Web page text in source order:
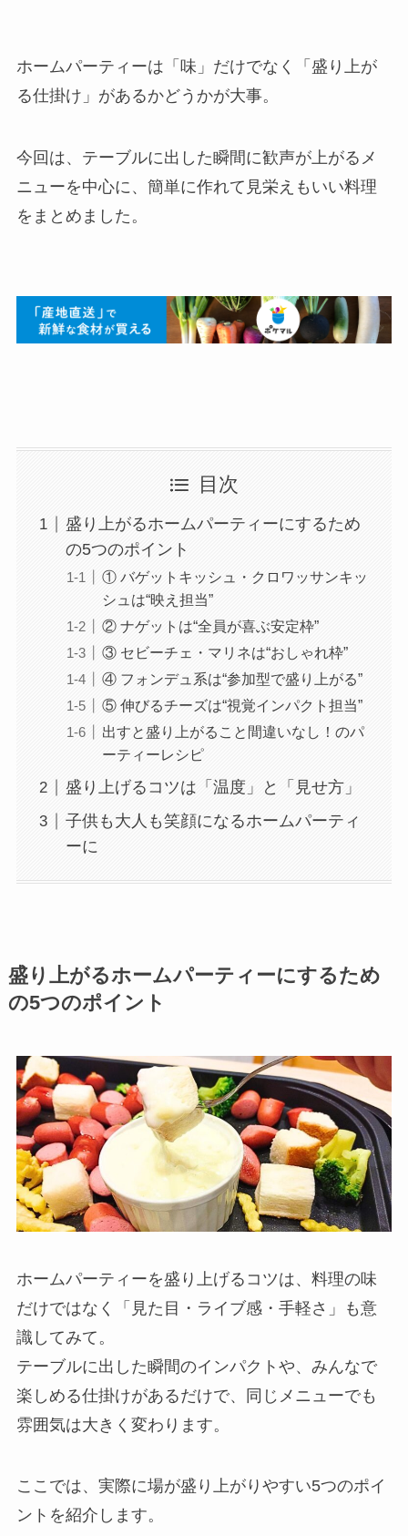
ホームパーティーは「味」だけでなく「盛り上が
る仕掛け」があるかどうかが大事。
今回は、テーブルに出した瞬間に歓声が上がるメ
ニューを中心に、簡単に作れて見栄えもいい料理
をまとめました。
目次
盛り上がるホームパーティーにするため
の5つのポイント
① バゲットキッシュ・クロワッサンキッ
シュは“映え担当”
② ナゲットは“全員が喜ぶ安定枠”
③ セビーチェ・マリネは“おしゃれ枠”
④ フォンデュ系は“参加型で盛り上がる”
⑤ 伸びるチーズは“視覚インパクト担当”
出すと盛り上がること間違いなし！のパ
ーティーレシピ
盛り上げるコツは「温度」と「見せ方」
子供も大人も笑顔になるホームパーティ
ーに
盛り上がるホームパーティーにするため
の5つのポイント
ホームパーティーを盛り上げるコツは、料理の味
だけではなく「見た目・ライブ感・手軽さ」も意
識してみて。
テーブルに出した瞬間のインパクトや、みんなで
楽しめる仕掛けがあるだけで、同じメニューでも
雰囲気は大きく変わります。
ここでは、実際に場が盛り上がりやすい5つのポイ
ントを紹介します。